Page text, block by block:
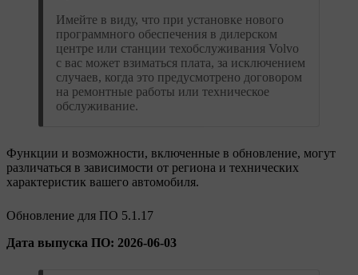
Имейте в виду, что при установке нового
программного обеспечения в дилерском
центре или станции техобслуживания Volvo
с вас может взиматься плата, за исключением
случаев, когда это предусмотрено договором
на ремонтные работы или техническое
обслуживание.
Функции и возможности, включенные в обновление, могут
различаться в зависимости от региона и технических
характеристик вашего автомобиля.
Обновление для ПО 5.1.17
Дата выпуска ПО: 2026-06-03